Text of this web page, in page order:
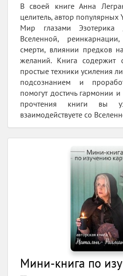
В своей книге Анна
целитель, автор
Мир глазами Эзотерика
Вселенной,
смерти, влиянии предков
желаний. Книга содержит
простые техники усиления
подсознанием и
помогут достичь гармонии
прочтения книги вы
взаимодействуете со
Мини-книга по